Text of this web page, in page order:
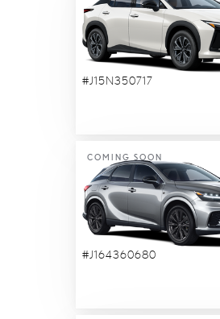
#J15N350717
COMING SOON
#J164360680